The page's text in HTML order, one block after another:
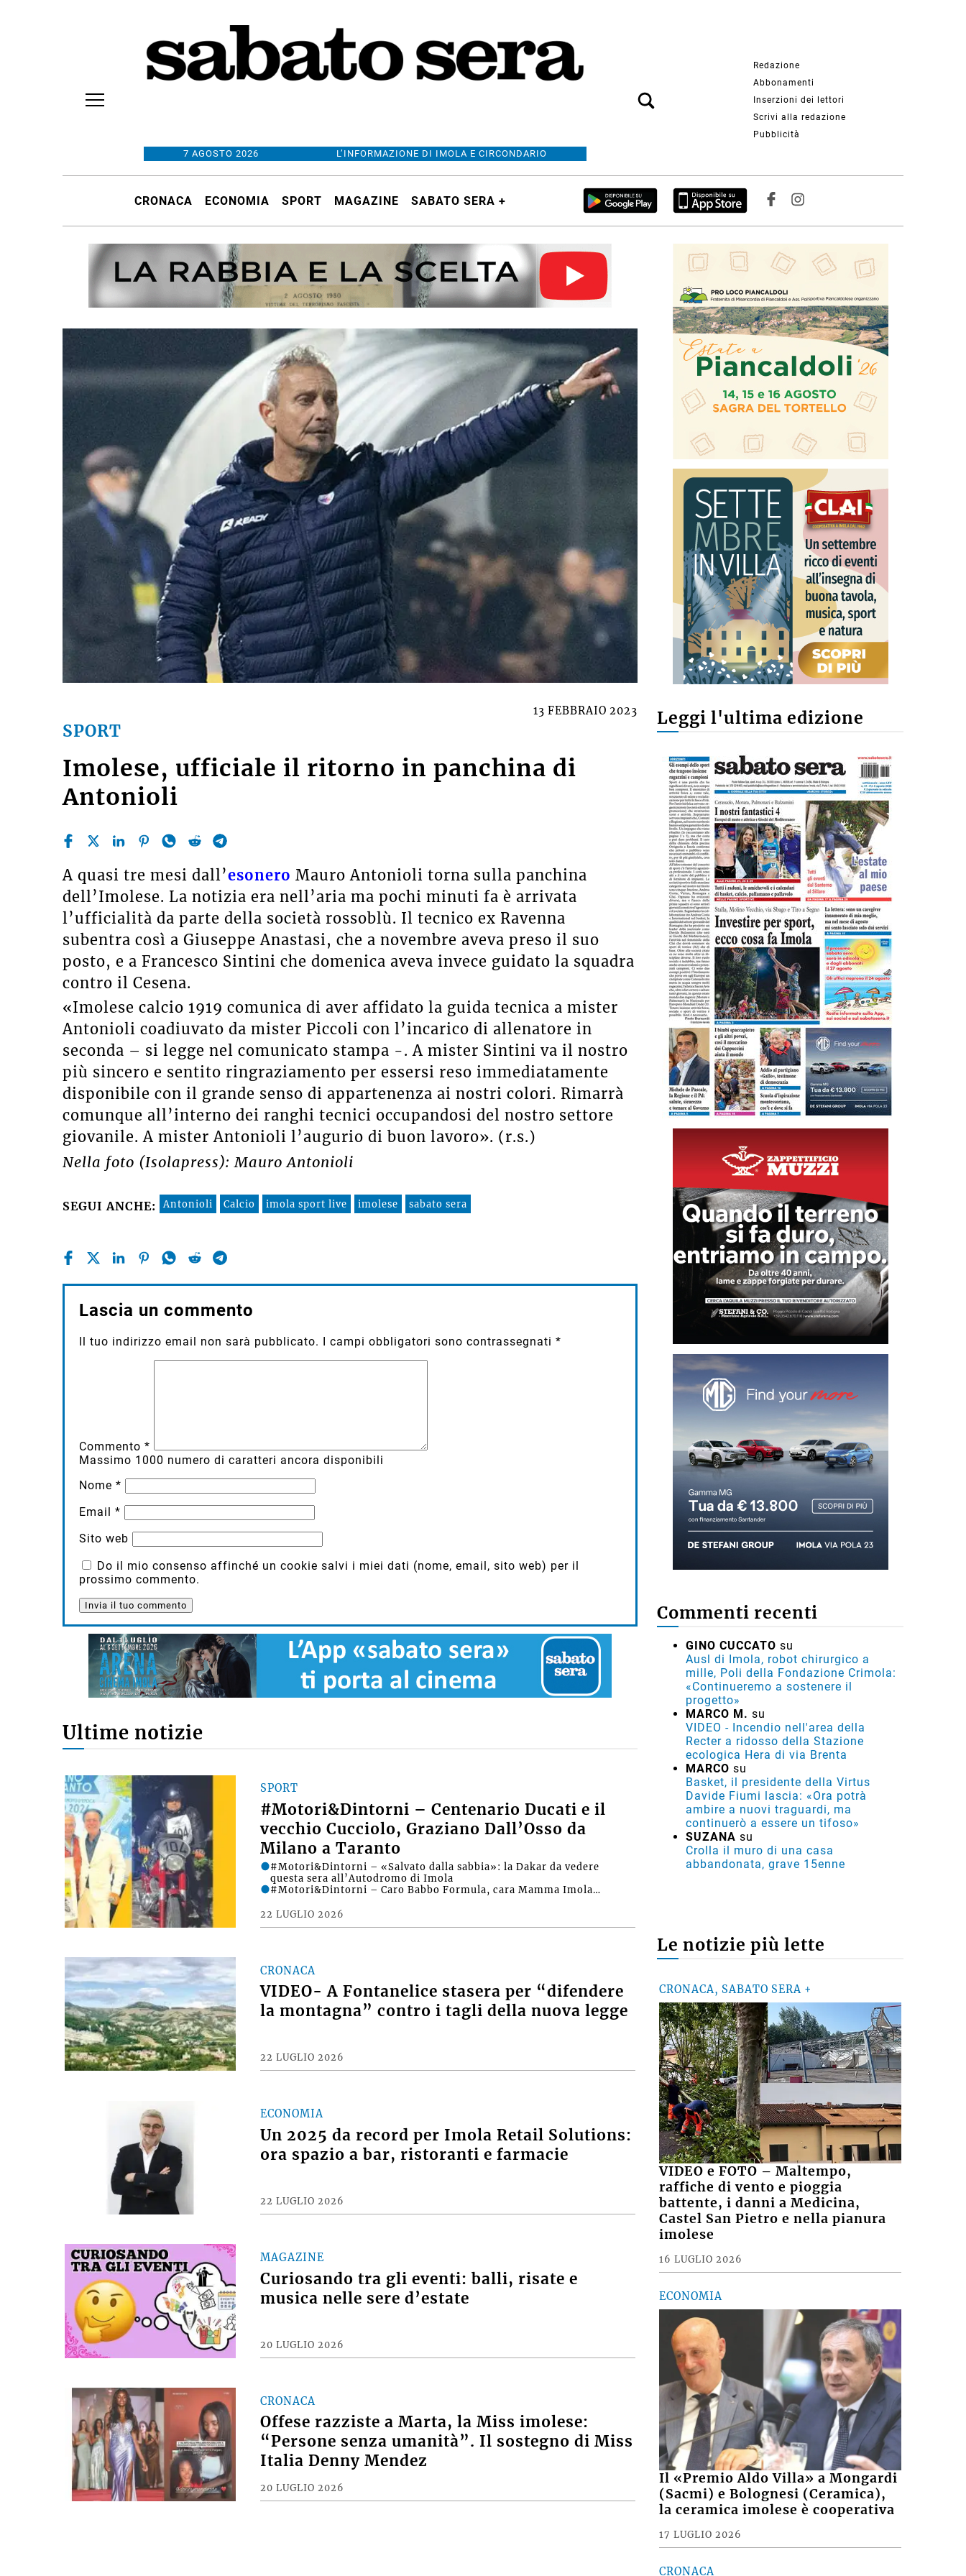
7 AGOSTO 2026 L’INFORMAZIONE DI IMOLA E CIRCONDARIO
Redazione
Abbonamenti
Inserzioni dei lettori
Scrivi alla redazione
Pubblicità
CRONACA ECONOMIA SPORT MAGAZINE SABATO SERA +
SPORT
13 FEBBRAIO 2023
Imolese, ufficiale il ritorno in panchina di
Antonioli
A quasi tre mesi dall’esonero Mauro Antonioli torna sulla panchina
dell’Imolese. La notizia era nell’aria ma pochi minuti fa è arrivata
l’ufficialità da parte della società rossoblù. Il tecnico ex Ravenna
subentra così a Giuseppe Anastasi, che a novembre aveva preso il suo
posto, e a Francesco Sintini che domenica aveva invece guidato la squadra
contro il Cesena.
«Imolese calcio 1919 comunica di aver affidato la guida tecnica a mister
Antonioli coadiuvato da mister Piccoli con l’incarico di allenatore in
seconda – si legge nel comunicato stampa -. A mister Sintini va il nostro
più sincero e sentito ringraziamento per essersi reso immediatamente
disponibile con il grande senso di appartenenza ai nostri colori. Rimarrà
comunque all’interno dei ranghi tecnici occupandosi del nostro settore
giovanile. A mister Antonioli l’augurio di buon lavoro». (r.s.)
Nella foto (Isolapress): Mauro Antonioli
SEGUI ANCHE: Antonioli Calcio imola sport live imolese sabato sera
Lascia un commento
Il tuo indirizzo email non sarà pubblicato. I campi obbligatori sono contrassegnati *
Commento *
Massimo 1000 numero di caratteri ancora disponibili
Nome *
Email *
Sito web
Do il mio consenso affinché un cookie salvi i miei dati (nome, email, sito web) per il
prossimo commento.
Ultime notizie
SPORT
#Motori&Dintorni – Centenario Ducati e il
vecchio Cucciolo, Graziano Dall’Osso da
Milano a Taranto
22 LUGLIO 2026
#Motori&Dintorni – «Salvato dalla sabbia»: la Dakar da vedere
questa sera all’Autodromo di Imola
#Motori&Dintorni – Caro Babbo Formula, cara Mamma Imola…
CRONACA
VIDEO- A Fontanelice stasera per “difendere
la montagna” contro i tagli della nuova legge
22 LUGLIO 2026
ECONOMIA
Un 2025 da record per Imola Retail Solutions:
ora spazio a bar, ristoranti e farmacie
22 LUGLIO 2026
MAGAZINE
Curiosando tra gli eventi: balli, risate e
musica nelle sere d’estate
20 LUGLIO 2026
CRONACA
Offese razziste a Marta, la Miss imolese:
“Persone senza umanità”. Il sostegno di Miss
Italia Denny Mendez
20 LUGLIO 2026
Leggi l'ultima edizione
Commenti recenti
GINO CUCCATO su
Ausl di Imola, robot chirurgico a
mille, Poli della Fondazione Crimola:
«Continueremo a sostenere il
progetto»
MARCO M. su
VIDEO - Incendio nell'area della
Recter a ridosso della Stazione
ecologica Hera di via Brenta
MARCO su
Basket, il presidente della Virtus
Davide Fiumi lascia: «Ora potrà
ambire a nuovi traguardi, ma
continuerò a essere un tifoso»
SUZANA su
Crolla il muro di una casa
abbandonata, grave 15enne
Le notizie più lette
CRONACA, SABATO SERA +
VIDEO e FOTO – Maltempo,
raffiche di vento e pioggia
battente, i danni a Medicina,
Castel San Pietro e nella pianura
imolese
16 LUGLIO 2026
ECONOMIA
Il «Premio Aldo Villa» a Mongardi
(Sacmi) e Bolognesi (Ceramica),
la ceramica imolese è cooperativa
17 LUGLIO 2026
CRONACA